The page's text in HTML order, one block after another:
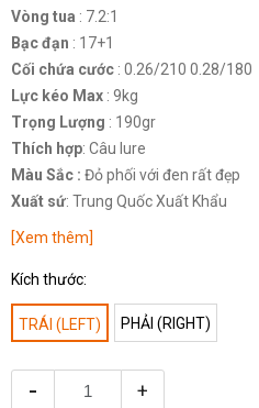
Vòng tua : 7.2:1
Bạc đạn : 17+1
Cối chứa cước : 0.26/210 0.28/180
Lực kéo Max : 9kg
Trọng Lượng : 190gr
Thích hợp: Câu lure
Màu Sắc : Đỏ phối với đen rất đẹp
Xuất sứ: Trung Quốc Xuất Khẩu
[Xem thêm]
Kích thước:
TRÁI (LEFT) PHẢI (RIGHT)
- +